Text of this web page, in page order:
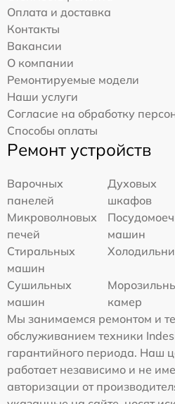
Оплата и доставка
Контакты
Вакансии
О компании
Ремонтируемые модели
Наши услуги
Согласие на обработку
Способы оплаты
Ремонт устройств
Варочных
панелей
Духовых
шкафов
Микроволновых
печей
машин
Стиральных
машин
Сушильных
машин
камер
Мы занимаемся ремонтом и
обслуживанием техники
гарантийного периода. Наш
работает независимо и не
авторизации от